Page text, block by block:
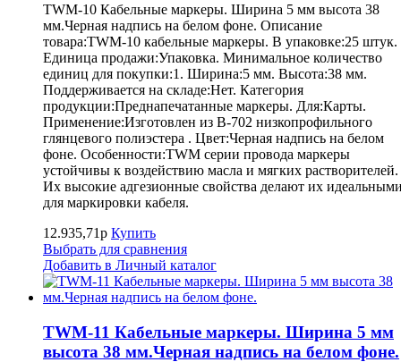
TWM-10 Кабельные маркеры. Ширина 5 мм высота 38
мм.Черная надпись на белом фоне. Описание
товара:TWM-10 кабельные маркеры. В упаковке:25 штук.
Единица продажи:Упаковка. Минимальное количество
единиц для покупки:1. Ширина:5 мм. Высота:38 мм.
Поддерживается на складе:Нет. Категория
продукции:Преднапечатанные маркеры. Для:Карты.
Применение:Изготовлен из B-702 низкопрофильного
глянцевого полиэстера . Цвет:Черная надпись на белом
фоне. Особенности:TWM серии провода маркеры
устойчивы к воздействию масла и мягких растворителей.
Их высокие адгезионные свойства делают их
для маркировки кабеля.
12.935,71р Купить
Выбрать для сравнения
Добавить в Личный каталог
TWM-11 Кабельные маркеры. Ширина 5 мм
высота 38 мм.Черная надпись на белом фоне.